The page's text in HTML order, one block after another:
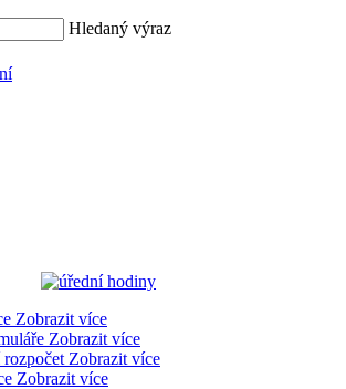
Hledaný výraz
Zobrazit více
Zobrazit více
Zobrazit více
Zobrazit více